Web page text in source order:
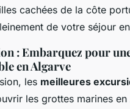
cachées de la côte
de votre séjour
: Embarquez pour
en Algarve
les meilleures
les grottes marines